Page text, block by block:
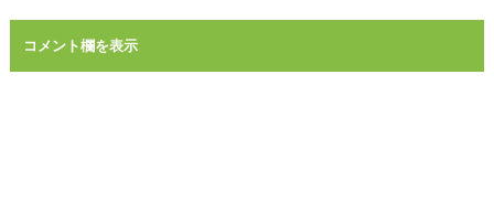
コメント欄を表示